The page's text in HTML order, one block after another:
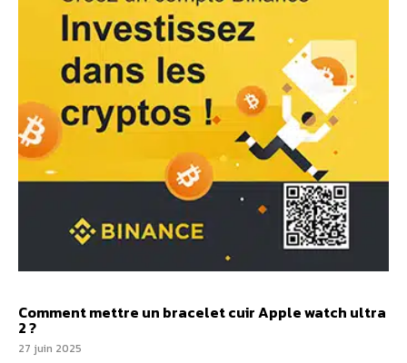
Comment mettre un bracelet cuir Apple watch ultra
2 ?
27 juin 2025